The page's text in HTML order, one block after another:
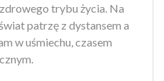
trybu życia. Na
patrzę z dystansem a
w uśmiechu, czasem